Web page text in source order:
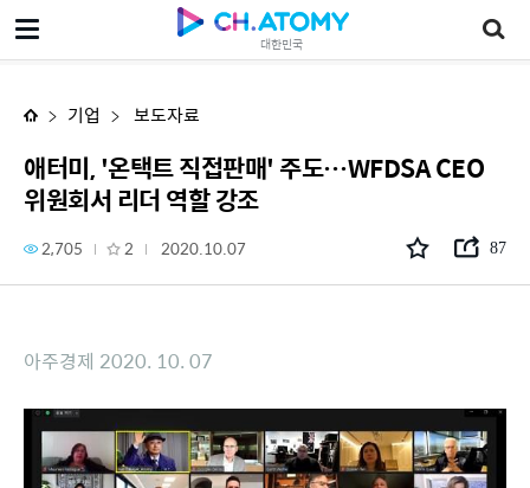
대한민국
기업 보도자료
애터미, '온택트 직접판매' 주도…WFDSA CEO
위원회서 리더 역할 강조
2,705 2 2020.10.07 87
아주경제 2020. 10. 07